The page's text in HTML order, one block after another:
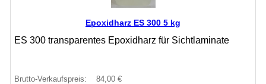
Epoxidharz ES 300 5 kg
ES 300 transparentes Epoxidharz für Sichtlaminate
Brutto-Verkaufspreis: 84,00 €